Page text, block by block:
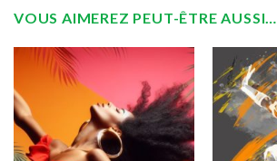
VOUS AIMEREZ PEUT-ÊTRE AUSSI…